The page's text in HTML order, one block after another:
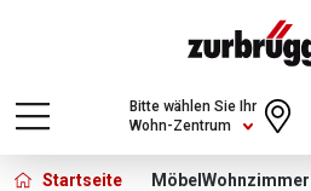
Choose a different country or
content for your location and
Wohn-Zentrum
Bitte wählen Sie Ihr
Startseite Möbel Wohnzimmer